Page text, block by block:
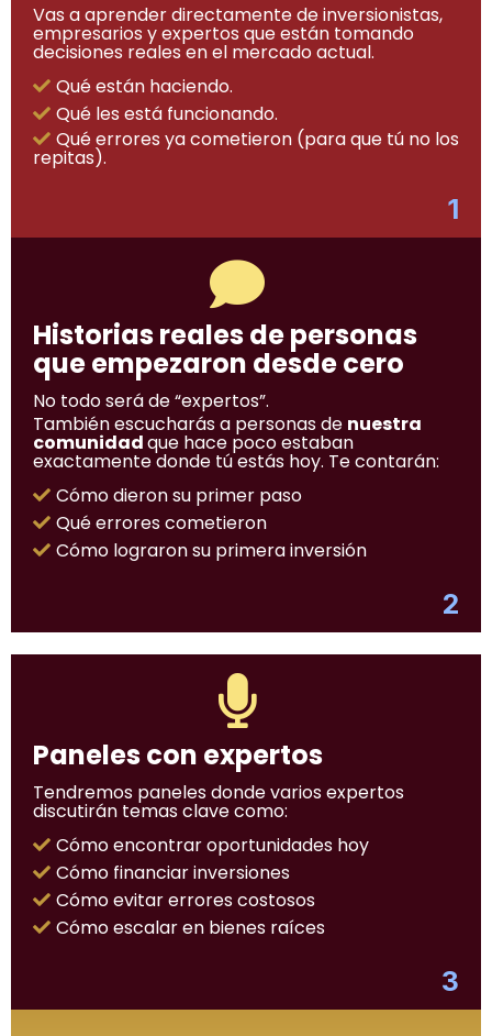
Vas a aprender directamente de inversionistas,
empresarios y expertos que están tomando
decisiones reales en el mercado actual.
Qué están haciendo.
Qué les está funcionando.
Qué errores ya cometieron (para que tú no los
repitas).
1
Historias reales de personas
que empezaron desde cero
No todo será de “expertos”.
También escucharás a personas de nuestra
comunidadque hace poco estaban
exactamente donde tú estás hoy. Te contarán:
Cómo dieron su primer paso
Qué errores cometieron
Cómo lograron su primera inversión
2
Paneles con expertos
Tendremos paneles donde varios expertos
discutirán temas clave como:
Cómo encontrar oportunidades hoy
Cómo financiar inversiones
Cómo evitar errores costosos
Cómo escalar en bienes raíces
3